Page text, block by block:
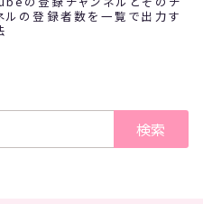
ルの登録者数を一覧で出力す
検索